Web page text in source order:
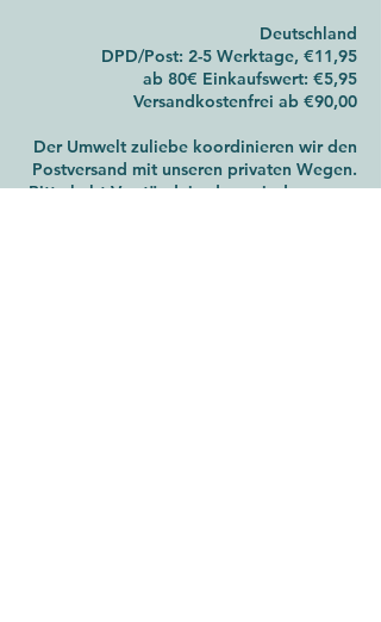
Deutschland
DPD/Post: 2-5 Werktage, €11,95
ab 80€ Einkaufswert: €5,95
Versandkostenfrei ab €90,00
Der Umwelt zuliebe koordinieren wir den
Postversand mit unseren privaten Wegen.
Bitte habt Verständnis, dass wir deswegen